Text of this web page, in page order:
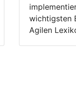
wichtigsten
Agilen